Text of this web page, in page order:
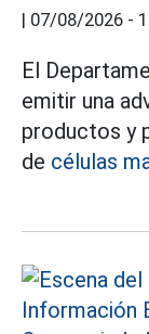
| 07/08/2026 -
El
emitir una
productos y
de células